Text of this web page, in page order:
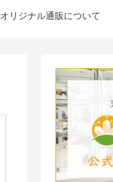
オリジナル通販について